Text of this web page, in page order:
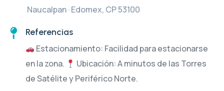
Naucalpan · Edomex, CP 53100
Referencias
Estacionamiento: Facilidad para estacionarse
en la zona.
Ubicación: A minutos de las Torres
de Satélite y Periférico Norte.